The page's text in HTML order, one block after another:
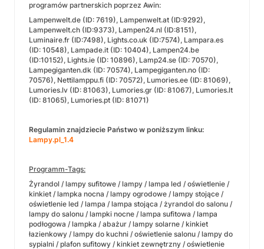
programów partnerskich poprzez Awin:
Lampenwelt.de (ID: 7619), Lampenwelt.at (ID:9292),
Lampenwelt.ch (ID:9373), Lampen24.nl (ID:8151),
Luminaire.fr (ID:7498), Lights.co.uk (ID:7574), Lampara.es
(ID: 10548), Lampade.it (ID: 10404), Lampen24.be
(ID:10152), Lights.ie (ID: 10896), Lamp24.se (ID: 70570),
Lampegiganten.dk (ID: 70574), Lampegiganten.no (ID:
70576), Nettilamppu.fi (ID: 70572), Lumories.ee (ID: 81069),
Lumories.lv (ID: 81063), Lumories.gr (ID: 81067), Lumories.lt
(ID: 81065), Lumories.pt (ID: 81071)
Regulamin znajdziecie Państwo w poniższym linku:
Lampy.pl_1.4
Programm-Tags:
Żyrandol / lampy sufitowe / lampy / lampa led / oświetlenie /
kinkiet / lampka nocna / lampy ogrodowe / lampy stojące /
oświetlenie led / lampa / lampa stojąca / żyrandol do salonu /
lampy do salonu / lampki nocne / lampa sufitowa / lampa
podłogowa / lampka / abażur / lampy solarne / kinkiet
łazienkowy / lampy do kuchni / oświetlenie salonu / lampy do
sypialni / plafon sufitowy / kinkiet zewnętrzny / oświetlenie